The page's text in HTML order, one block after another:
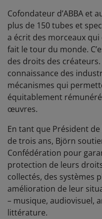
Cofondateur d’ABBA et
plus de 150 tubes et
a écrit des morceaux
fait le tour du monde.
des droits des
connaissance des
mécanismes qui
équitablement
œuvres.
En tant que Président
de trois ans, Björn
Confédération pour
protection de leurs
collectés, des systèmes
amélioration de leur
– musique, audiovisuel,
littérature.